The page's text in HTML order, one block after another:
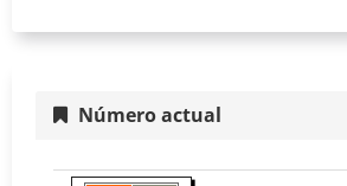
Número actual